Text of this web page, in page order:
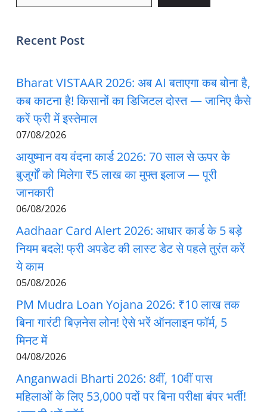
Recent Post
Bharat VISTAAR 2026: अब AI बताएगा कब बोना है,
कब काटना है! किसानों का डिजिटल दोस्त — जानिए कैसे
करें फ्री में इस्तेमाल
07/08/2026
आयुष्मान वय वंदना कार्ड 2026: 70 साल से ऊपर के
बुजुर्गों को मिलेगा ₹5 लाख का मुफ्त इलाज — पूरी
जानकारी
06/08/2026
Aadhaar Card Alert 2026: आधार कार्ड के 5 बड़े
नियम बदले! फ्री अपडेट की लास्ट डेट से पहले तुरंत करें
ये काम
05/08/2026
PM Mudra Loan Yojana 2026: ₹10 लाख तक
बिना गारंटी बिज़नेस लोन! ऐसे भरें ऑनलाइन फॉर्म, 5
मिनट में
04/08/2026
Anganwadi Bharti 2026: 8वीं, 10वीं पास
महिलाओं के लिए 53,000 पदों पर बिना परीक्षा बंपर भर्ती!